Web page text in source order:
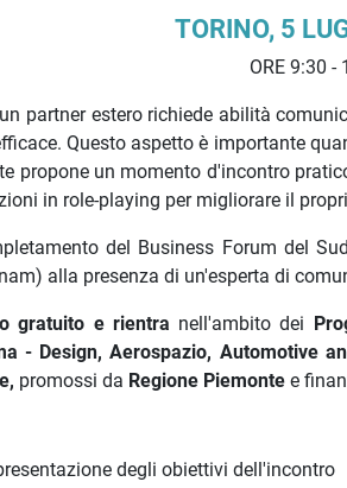
TORINO, 5
ORE 9:30 -
partner estero richiede abilità
Questo aspetto è importante
propone un momento d'incontro
in role-playing per migliorare il
del Business Forum del
alla presenza di un'esperta di
gratuito e rientra nell'ambito dei
- Design, Aerospazio, Automotive
promossi da Regione Piemonte e
degli obiettivi dell'incontro